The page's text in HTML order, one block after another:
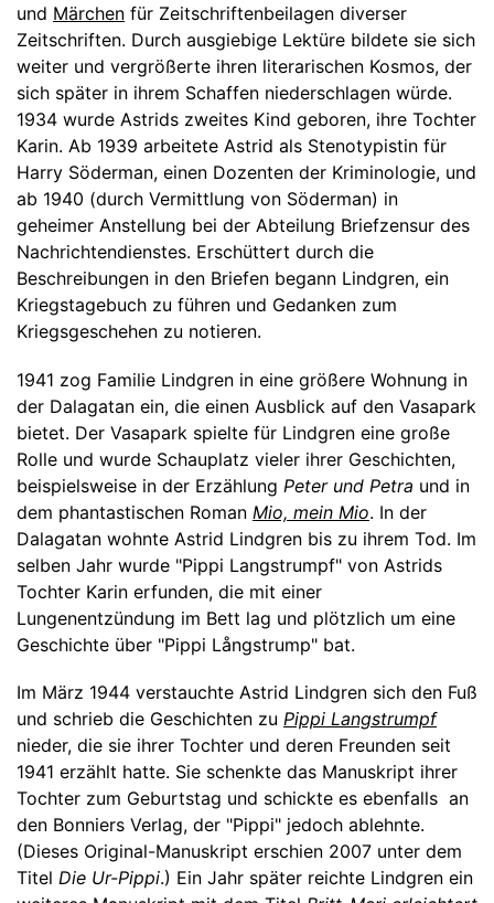
und Märchen für Zeitschriftenbeilagen diverser
Zeitschriften. Durch ausgiebige Lektüre bildete sie sich
weiter und vergrößerte ihren literarischen Kosmos, der
sich später in ihrem Schaffen niederschlagen würde.
1934 wurde Astrids zweites Kind geboren, ihre Tochter
Karin. Ab 1939 arbeitete Astrid als Stenotypistin für
Harry Söderman, einen Dozenten der Kriminologie, und
ab 1940 (durch Vermittlung von Söderman) in
geheimer Anstellung bei der Abteilung Briefzensur des
Nachrichtendienstes. Erschüttert durch die
Beschreibungen in den Briefen begann Lindgren, ein
Kriegstagebuch zu führen und Gedanken zum
Kriegsgeschehen zu notieren.
1941 zog Familie Lindgren in eine größere Wohnung in
der Dalagatan ein, die einen Ausblick auf den Vasapark
bietet. Der Vasapark spielte für Lindgren eine große
Rolle und wurde Schauplatz vieler ihrer Geschichten,
beispielsweise in der Erzählung Peter und Petra und in
dem phantastischen Roman Mio, mein Mio. In der
Dalagatan wohnte Astrid Lindgren bis zu ihrem Tod. Im
selben Jahr wurde "Pippi Langstrumpf" von Astrids
Tochter Karin erfunden, die mit einer
Lungenentzündung im Bett lag und plötzlich um eine
Geschichte über "Pippi Långstrump" bat.
Im März 1944 verstauchte Astrid Lindgren sich den Fuß
und schrieb die Geschichten zu Pippi Langstrumpf
nieder, die sie ihrer Tochter und deren Freunden seit
1941 erzählt hatte. Sie schenkte das Manuskript ihrer
Tochter zum Geburtstag und schickte es ebenfalls an
den Bonniers Verlag, der "Pippi" jedoch ablehnte.
(Dieses Original-Manuskript erschien 2007 unter dem
Titel Die Ur-Pippi.) Ein Jahr später reichte Lindgren ein